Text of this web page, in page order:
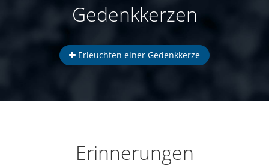
Gedenkkerzen
Erleuchten einer Gedenkkerze
Erinnerungen